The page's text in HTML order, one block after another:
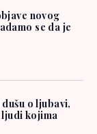
novog
se da je
o ljubavi,
kojima